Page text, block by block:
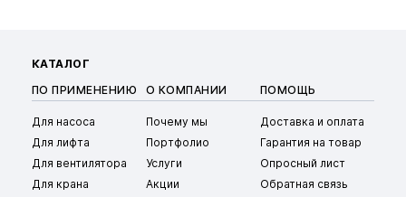
КАТАЛОГ
ПО ПРИМЕНЕНИЮ
Для насоса
Для лифта
Для вентилятора
Для крана
О КОМПАНИИ
Почему мы
Портфолио
Услуги
Акции
ПОМОЩЬ
Доставка и оплата
Гарантия на товар
Опросный лист
Обратная связь